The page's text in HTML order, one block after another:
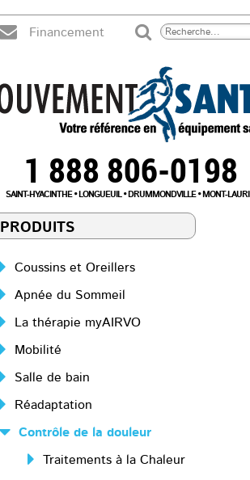
Financement
1 888 806-0198
SAINT-HYACINTHE LONGUEUIL DRUMMONDVILLE MONT-
PRODUITS
Coussins et Oreillers
Apnée du Sommeil
La thérapie myAIRVO
Mobilité
Salle de bain
Réadaptation
Contrôle de la douleur
Traitements à la Chaleur